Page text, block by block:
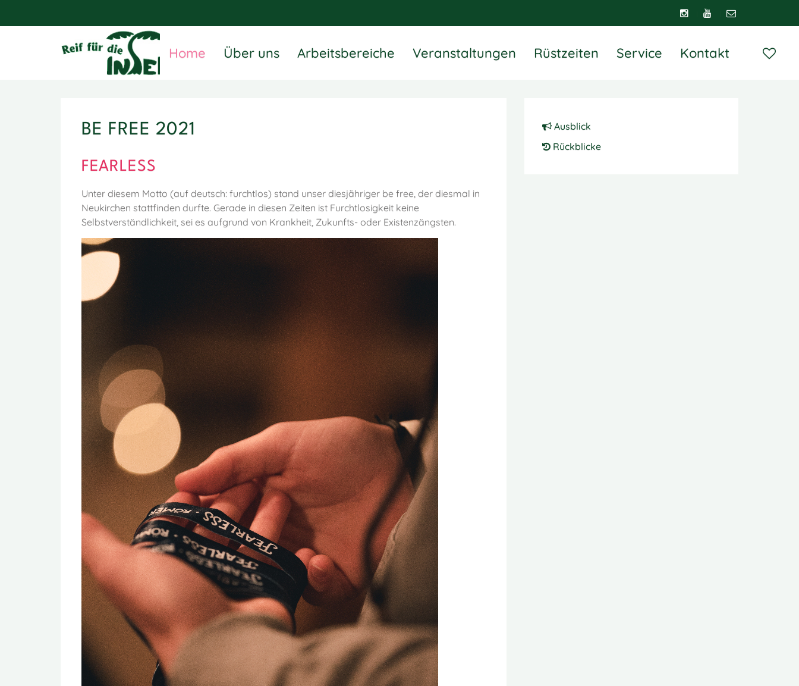
Home Über uns Arbeitsbereiche Veranstaltungen Rüstzeiten Service Kontakt
BE FREE 2021
FEARLESS
Unter diesem Motto (auf deutsch: furchtlos) stand unser diesjähriger be free, der diesmal in
Neukirchen stattfinden durfte. Gerade in diesen Zeiten ist Furchtlosigkeit keine
Selbstverständlichkeit, sei es aufgrund von Krankheit, Zukunfts- oder Existenzängsten.
Ausblick
Rückblicke